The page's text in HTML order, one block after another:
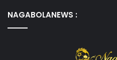
NAGABOLANEWS :